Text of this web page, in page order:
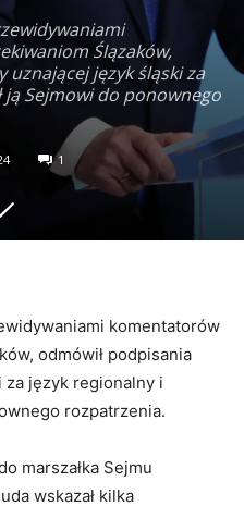
Ślązaków,
uznającej język śląski za
ją Sejmowi do ponownego
1
komentatorów
odmówił podpisania
za język regionalny i
rozpatrzenia.
marszałka Sejmu
wskazał kilka